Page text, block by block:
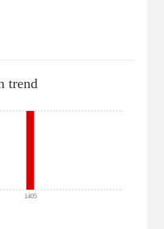
trend
1405